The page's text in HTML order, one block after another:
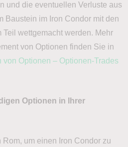
und die eventuellen Verluste aus
Baustein im Iron Condor mit den
wettgemacht werden. Mehr
von Optionen finden Sie in
von Optionen – Optionen-Trades
Optionen in Ihrer
Rom, um einen Iron Condor zu